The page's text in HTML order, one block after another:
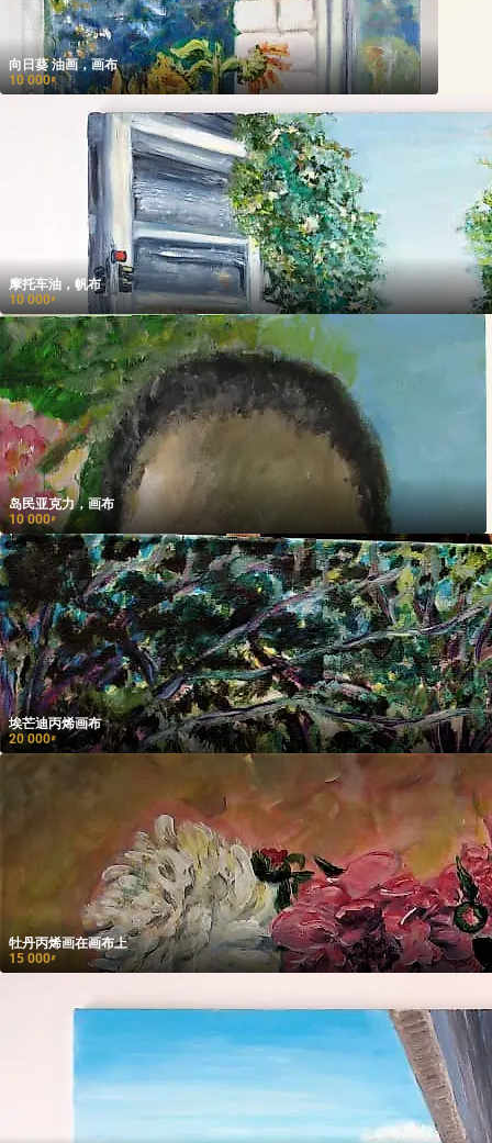
向日葵 油画，画布
10 000₽
摩托车油，帆布
10 000₽
岛民亚克力，画布
10 000₽
埃芒迪丙烯画布
20 000₽
牡丹丙烯画在画布上
15 000₽